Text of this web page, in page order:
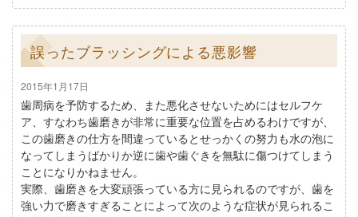
誤ったブラッシングによる悪影響
2015年1月17日
歯周病を予防するため、また悪化させないためにはセルフケ
ア、すなわち歯磨きが非常に重要な位置を占めるわけですが、
この歯磨きの仕方を間違っているとせっかくの努力も水の泡に
なってしまうばかりか逆に歯や歯ぐきを無駄に傷つけてしまう
ことになりかねません。
実際、歯磨きを大変頑張っている方に見られるのですが、歯を
強い力で磨きすぎることによって次のような症状が見られるこ